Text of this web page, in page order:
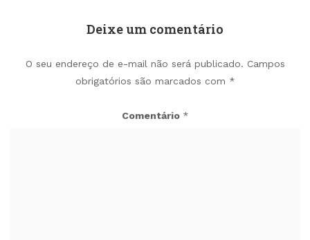
Deixe um comentário
O seu endereço de e-mail não será publicado. Campos
obrigatórios são marcados com *
Comentário *